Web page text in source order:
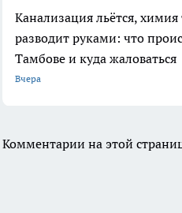
Канализация льётся,
разводит руками: что
Тамбове и куда жаловаться
Вчера
Комментарии на этой